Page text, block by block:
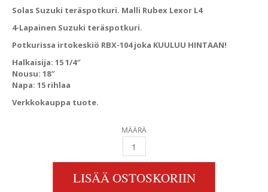
Solas Suzuki teräspotkuri. Malli Rubex Lexor L4
4-Lapainen Suzuki teräspotkuri.
Potkurissa irtokeskiö RBX-104 joka KUULUU HINTAAN!
Halkaisija: 15 1/4″
Nousu: 18″
Napa: 15 rihlaa
Verkkokauppa tuote.
MÄÄRÄ
15 1/4 X 18 150-300HV SUZUKI 104
LISÄÄ OSTOSKORIIN